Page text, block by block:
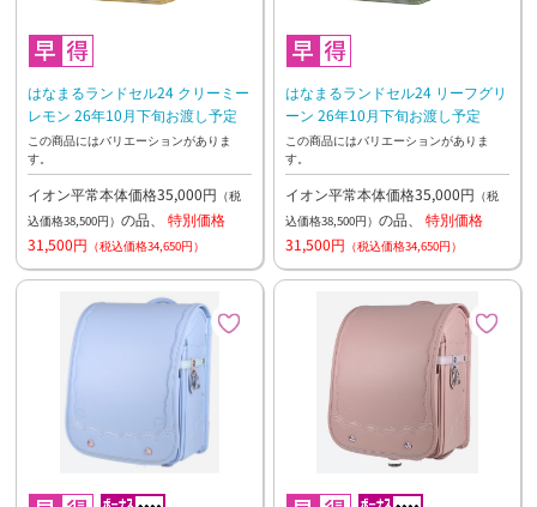
はなまるランドセル24 クリーミー
レモン 26年10月下旬お渡し予定
この商品にはバリエーションがありま
す。
イオン平常本体価格35,000円 （税
込価格38,500円） の品、 特別価格
31,500円 （税込価格34,650円）
はなまるランドセル24 リーフグリ
ーン 26年10月下旬お渡し予定
この商品にはバリエーションがありま
す。
イオン平常本体価格35,000円 （税
込価格38,500円） の品、 特別価格
31,500円 （税込価格34,650円）